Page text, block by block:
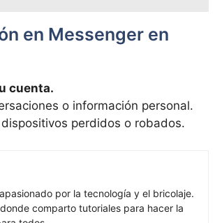
en Messenger en
cuenta.
o información personal.
perdidos o robados.
por la tecnología y el bricolaje.
comparto tutoriales para hacer la